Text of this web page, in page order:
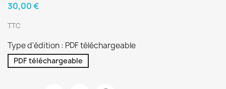
30,00 €
TTC
Type d'édition : PDF téléchargeable
PDF téléchargeable